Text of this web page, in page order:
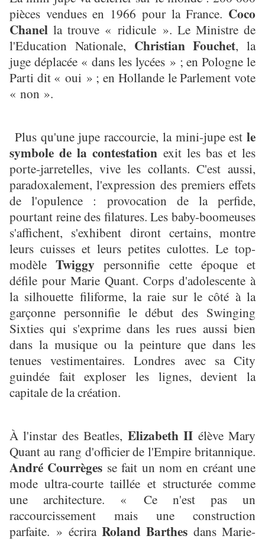
pièces vendues en 1966 pour la France. Coco
Chanel la trouve « ridicule ». Le Ministre de
l'Education Nationale, Christian Fouchet, la
juge déplacée « dans les lycées » ; en Pologne le
Parti dit « oui » ; en Hollande le Parlement vote
« non ».
Plus qu'une jupe raccourcie, la mini-jupe est le
symbole de la contestation exit les bas et les
porte-jarretelles, vive les collants. C'est aussi,
paradoxalement, l'expression des premiers effets
de l'opulence : provocation de la perfide,
pourtant reine des filatures. Les baby-boomeuses
s'affichent, s'exhibent diront certains, montre
leurs cuisses et leurs petites culottes. Le top-
modèleTwiggy personnifie cette époque et
défile pour Marie Quant. Corps d'adolescente à
la silhouette filiforme, la raie sur le côté à la
garçonne personnifie le début des Swinging
Sixties qui s'exprime dans les rues aussi bien
dans la musique ou la peinture que dans les
tenues vestimentaires. Londres avec sa City
guindée fait exploser les lignes, devient la
capitale de la création.
À l'instar des Beatles, Elizabeth II élève Mary
Quant au rang d'officier de l'Empire britannique.
André Courrèges se fait un nom en créant une
mode ultra-courte taillée et structurée comme
une architecture. « Ce n'est pas un
raccourcissement mais une construction
parfaite. » écrira Roland Barthes dans Marie-